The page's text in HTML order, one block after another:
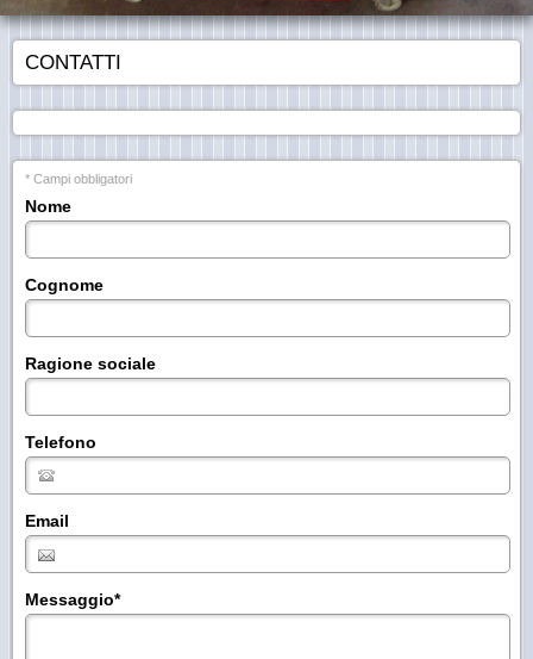
CONTATTI
* Campi obbligatori
Nome
Cognome
Ragione sociale
Telefono
Email
Messaggio*